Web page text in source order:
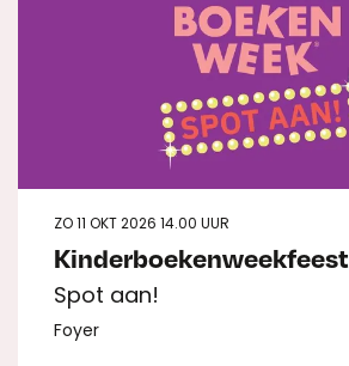
Kinderboekenweekfeest
Spot aan!
ZO 11 OKT 2026 14.00 UUR
Foyer